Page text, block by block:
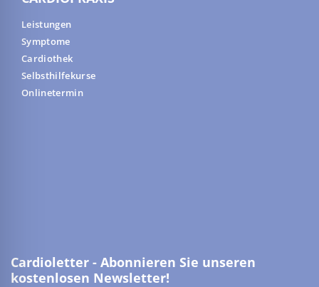
Leistungen
Symptome
Cardiothek
Selbsthilfekurse
Onlinetermin
Cardioletter - Abonnieren Sie unseren
kostenlosen Newsletter!